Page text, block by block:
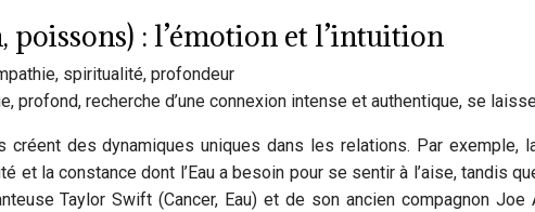
poissons) : l’émotion et l’intuition
spiritualité, profondeur
profond, recherche d’une connexion intense et authentique, se
des dynamiques uniques dans les relations. Par
et la constance dont l’Eau a besoin pour se sentir à l’aise, tandis
Taylor Swift (Cancer, Eau) et de son ancien compagnon